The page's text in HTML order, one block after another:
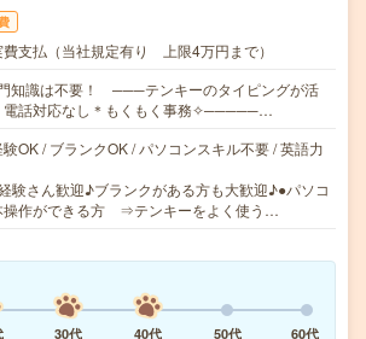
支払（当社規定有り 上限4万円まで）
識は不要！ ───テンキーのタイピングが活
電話対応なし＊もくもく事務✧─────…
OK / ブランクOK / パソコンスキル不要 / 英語力
験さん歓迎♪ブランクがある方も大歓迎♪●パソコ
操作ができる方 ⇒テンキーをよく使う…
30代 40代 50代
60代